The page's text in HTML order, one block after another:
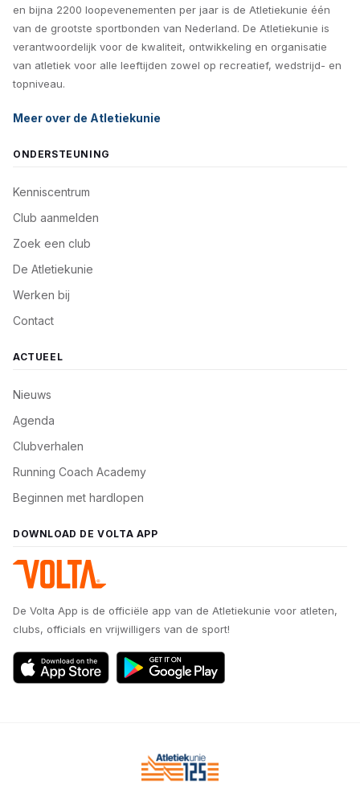
en bijna 2200 loopevenementen per jaar is de Atletiekunie één
van de grootste sportbonden van Nederland. De Atletiekunie is
verantwoordelijk voor de kwaliteit, ontwikkeling en organisatie
van atletiek voor alle leeftijden zowel op recreatief, wedstrijd- en
topniveau.
Meer over de Atletiekunie
ONDERSTEUNING
Kenniscentrum
Club aanmelden
Zoek een club
De Atletiekunie
Werken bij
Contact
ACTUEEL
Nieuws
Agenda
Clubverhalen
Running Coach Academy
Beginnen met hardlopen
DOWNLOAD DE VOLTA APP
De Volta App is de officiële app van de Atletiekunie voor atleten,
clubs, officials en vrijwilligers van de sport!